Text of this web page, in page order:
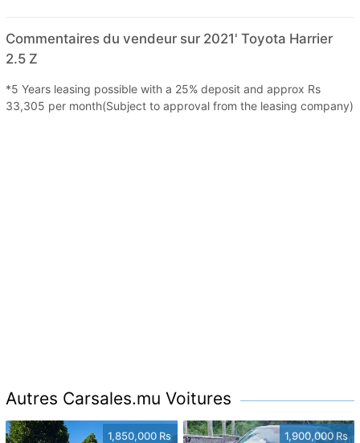
Commentaires du vendeur sur 2021' Toyota Harrier
2.5 Z
*5 Years leasing possible with a 25% deposit and approx Rs
33,305 per month(Subject to approval from the leasing company)
Autres Carsales.mu Voitures
1,850,000 Rs 1,900,000 Rs